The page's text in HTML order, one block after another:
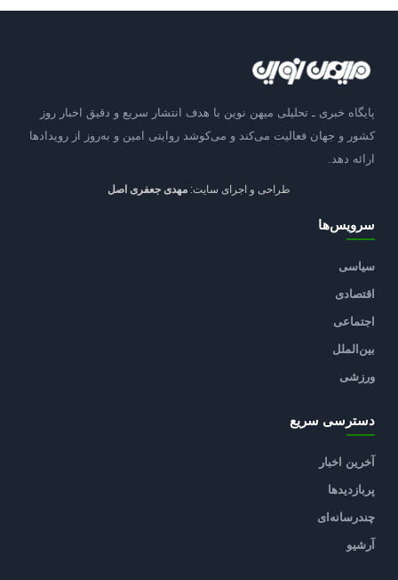
پایگاه خبری ـ تحلیلی میهن نوین با هدف انتشار سریع و دقیق اخبار روز
کشور و جهان فعالیت می‌کند و می‌کوشد روایتی امین و به‌روز از رویدادها
ارائه دهد.
طراحی و اجرای سایت: مهدی جعفری اصل
سرویس‌ها
سیاسی
اقتصادی
اجتماعی
بین‌الملل
ورزشی
دسترسی سریع
آخرین اخبار
پربازدیدها
چندرسانه‌ای
آرشیو